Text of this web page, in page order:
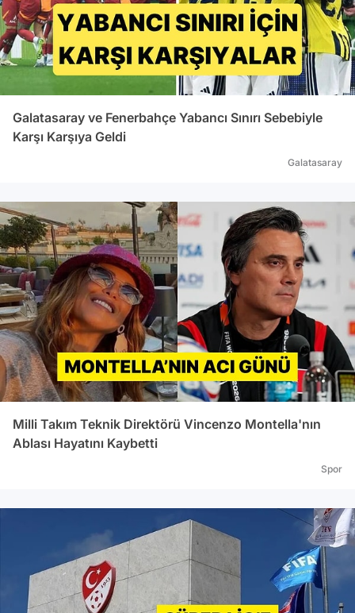
Galatasaray ve Fenerbahçe Yabancı Sınırı Sebebiyle
Karşı Karşıya Geldi
Galatasaray
Milli Takım Teknik Direktörü Vincenzo Montella'nın
Ablası Hayatını Kaybetti
Spor